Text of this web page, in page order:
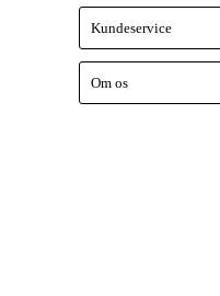
Kundeservice
Om os